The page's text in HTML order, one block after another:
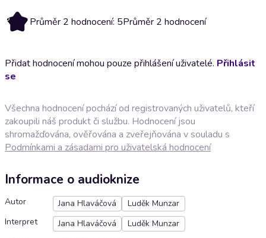
5 Průměr 2 hodnocení: 5Průměr 2 hodnocení
Přidat hodnocení mohou pouze přihlášení uživatelé. Přihlásit
se
Všechna hodnocení pochází od registrovaných uživatelů, kteří
zakoupili náš produkt či službu. Hodnocení jsou
shromažďována, ověřována a zveřejňována v souladu s
Podmínkami a zásadami pro uživatelská hodnocení
Informace o audioknize
Autor Jana Hlaváčová
Luděk Munzar
Interpret
Jana Hlaváčová
Luděk Munzar